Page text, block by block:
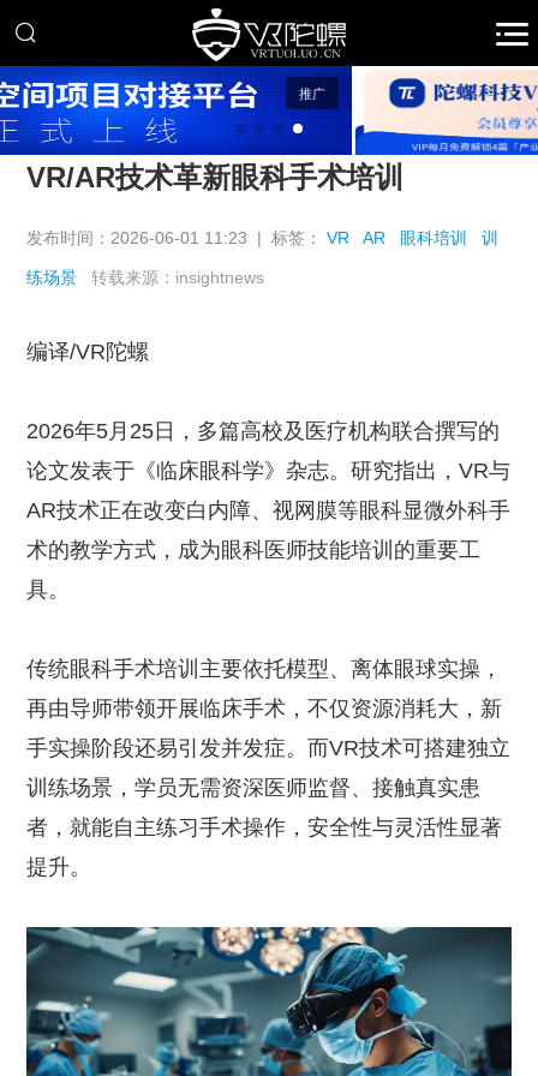
推广
VR/AR技术革新眼科手术培训
发布时间：2026-06-01 11:23 | 标签：VR AR 眼科培训 训
练场景 转载来源：insightnews
编译/VR陀螺
2026年5月25日，多篇高校及医疗机构联合撰写的
论文发表于《临床眼科学》杂志。研究指出，VR与
AR技术正在改变白内障、视网膜等眼科显微外科手
术的教学方式，成为眼科医师技能培训的重要工
具。
传统眼科手术培训主要依托模型、离体眼球实操，
再由导师带领开展临床手术，不仅资源消耗大，新
手实操阶段还易引发并发症。而VR技术可搭建独立
训练场景，学员无需资深医师监督、接触真实患
者，就能自主练习手术操作，安全性与灵活性显著
提升。